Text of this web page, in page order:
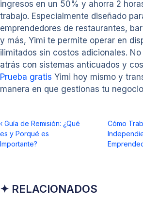
ingresos en un 50% y ahorra 2
trabajo. Especialmente diseñado
emprendedores de restaurantes,
y más, Yimi te permite operar en
ilimitados sin costos adicionales.
atrás con sistemas anticuados y
Prueba gratis Yimi hoy mismo y
manera en que gestionas tu
‹ Guía de Remisión: ¿Qué
es y Porqué es
Importante?
Cómo
✦ RELACIONADOS